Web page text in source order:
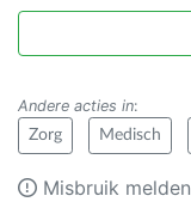
Andere acties in:
Zorg Medisch
Misbruik melden